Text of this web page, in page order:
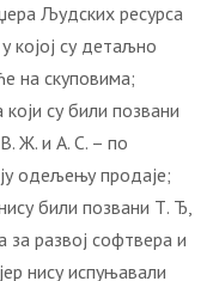
Људских ресурса
којој су детаљно
на скуповима;
су били позвани
Ж. и А. С. – по
одељењу продаје;
били позвани Т. Ђ,
за развој софтвера и
нису испуњавали